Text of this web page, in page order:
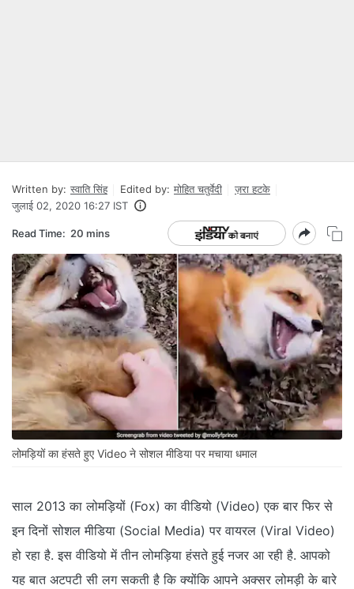
Written by: स्वाति सिंह Edited by: मोहित चतुर्वेदी
ज़रा हटके
जुलाई 02, 2020 16:27 IST
Read Time: 20 mins
लोमड़ियों का हंसते हुए Video ने सोशल मीडिया पर मचाया धमाल
साल 2013 का लोमड़ियों (Fox) का वीडियो (Video) एक बार फिर से
इन दिनों सोशल मीडिया (Social Media) पर वायरल (Viral Video)
हो रहा है. इस वीडियो में तीन लोमड़िया हंसते हुई नजर आ रही है. आपको
यह बात अटपटी सी लग सकती है कि क्योंकि आपने अक्सर लोमड़ी के बारे